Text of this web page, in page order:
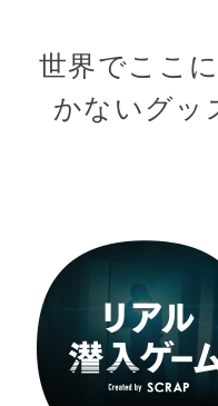
世界でここ
かないグッ